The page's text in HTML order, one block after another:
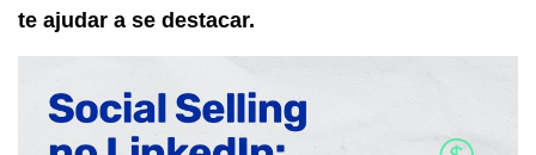
te ajudar a se destacar.